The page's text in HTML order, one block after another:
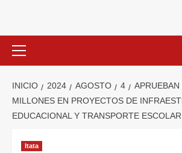
INICIO 2024 AGOSTO 4
MILLONES EN PROYECTOS DE
EDUCACIONAL Y TRANSPORTE
Itata